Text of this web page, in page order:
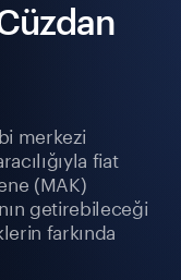
merkezi
fiat
(MAK)
getirebileceği
farkında